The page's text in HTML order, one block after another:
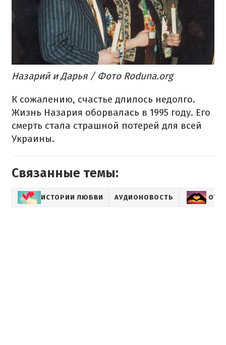
Назарий и Дарья / Фото Roduna.org
К сожалению, счастье длилось недолго.
Жизнь Назария оборвалась в 1995 году. Его
смерть стала страшной потерей для всей
Украины.
Связанные темы:
ИСТОРИИ ЛЮБВИ АУДИОНОВОСТЬ